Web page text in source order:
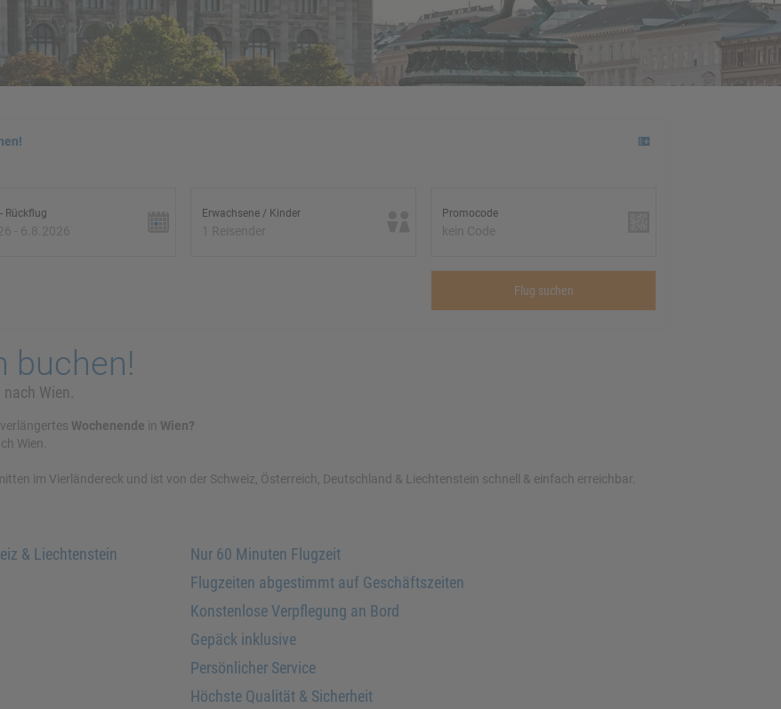
Rückflug
- 6.8.2026
Erwachsene / Kinder
1 Reisender
Promocode
kein Code
buchen!
Wien.
Wochenende in Wien?
Wien.
im Vierländereck und ist von der Schweiz, Österreich, Deutschland & Liechtenstein schnell & einfach erreichbar.
& Liechtenstein
Nur 60 Minuten Flugzeit
Flugzeiten abgestimmt auf Geschäftszeiten
Konstenlose Verpflegung an Bord
Gepäck inklusive
Persönlicher Service
Höchste Qualität & Sicherheit